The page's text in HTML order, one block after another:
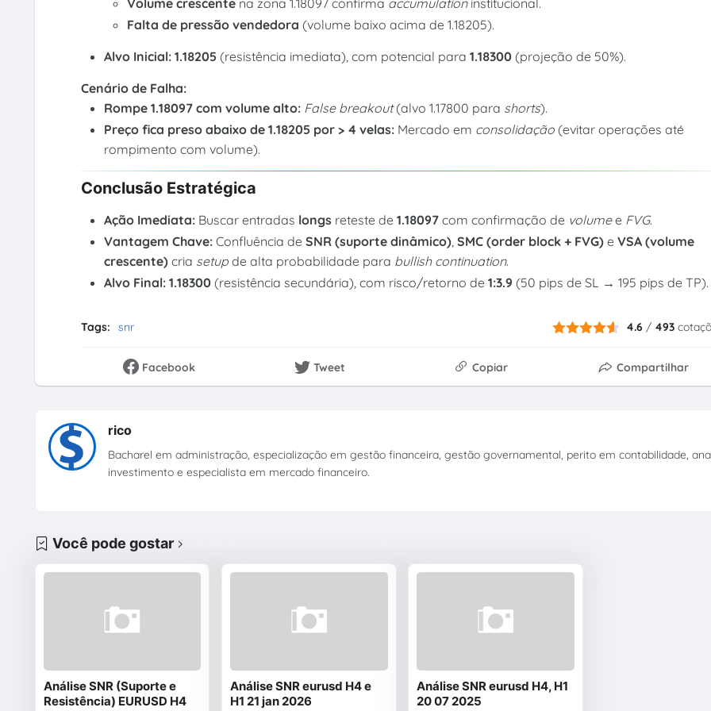
Volume crescente na zona 1.18097 confirma accumulationinstitucional.
Falta de pressão vendedora (volume baixo acima de 1.18205).
Alvo Inicial: 1.18205 (resistência imediata), com potencial para1.18300 (projeção de 50%).
Cenário de Falha:
Rompe 1.18097 com volume alto: False breakout(alvo 1.17800 para shorts).
Preço fica preso abaixo de 1.18205 por > 4 velas: Mercado em consolidação (evitar operações até
rompimento com volume).
Conclusão Estratégica
Ação Imediata: Buscar entradas longs reteste de1.18097 com confirmação de volumee FVG.
Vantagem Chave: Confluência deSNR (suporte dinâmico) ,SMC (order block + FVG) eVSA (volume
crescente) cria setup de alta probabilidade para bullish continuation.
Alvo Final: 1.18300 (resistência secundária), com risco/retorno de1:3.9 (50 pips de SL → 195 pips de TP).
Tags: snr 4.6 / 493
Facebook Tweet Copiar Compartilhar
rico
Bacharel em administração, especialização em gestão financeira, gestão governamental, perito em contabilidade,
investimento e especialista em mercado financeiro.
Você pode gostar
Análise SNR (Suporte e
Resistência) EURUSD H4
Análise SNR eurusd H4 e
H1 21 jan 2026
Análise SNR eurusd H4, H1
20 07 2025